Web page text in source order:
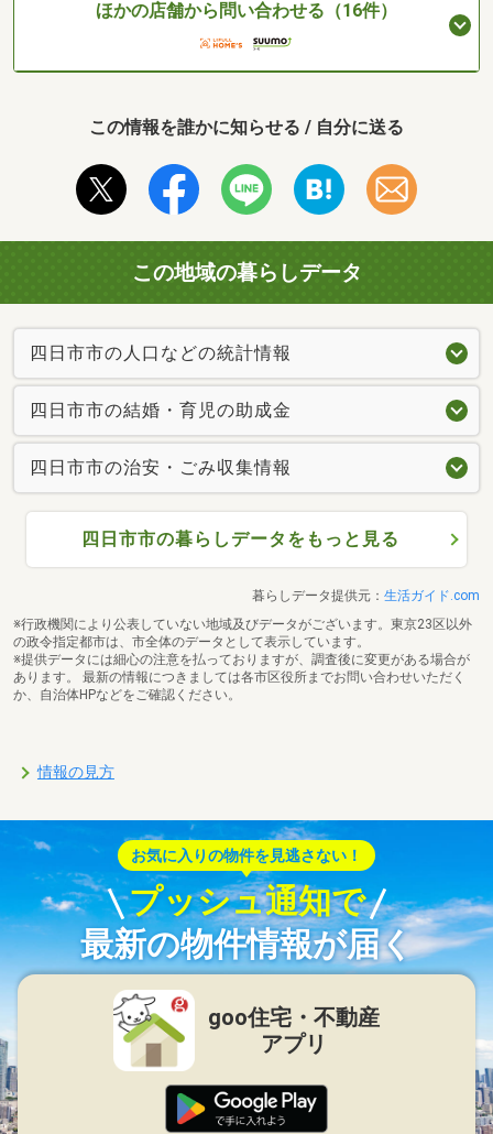
ほかの店舗から問い合わせる（16件）
この情報を誰かに知らせる / 自分に送る
この地域の暮らしデータ
四日市市の人口などの統計情報
四日市市の結婚・育児の助成金
四日市市の治安・ごみ収集情報
四日市市の暮らしデータをもっと見る
暮らしデータ提供元： 生活ガイド.com
※行政機関により公表していない地域及びデータがございます。東京23区以外
の政令指定都市は、市全体のデータとして表示しています。
※提供データには細心の注意を払っておりますが、調査後に変更がある場合が
あります。 最新の情報につきましては各市区役所までお問い合わせいただく
か、自治体HPなどをご確認ください。
情報の見方
お気に入りの物件を見逃さない！
プッシュ通知で
最新の物件情報が届く
goo住宅・不動産
アプリ